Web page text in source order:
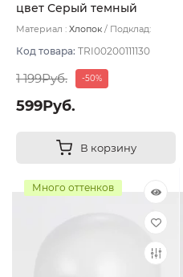
цвет Серый темный
меланж
Материал : Хлопок
Подклад:
Код товара: TRI00200111130
1 199Руб. -50%
599Руб.
В корзину
Много оттенков